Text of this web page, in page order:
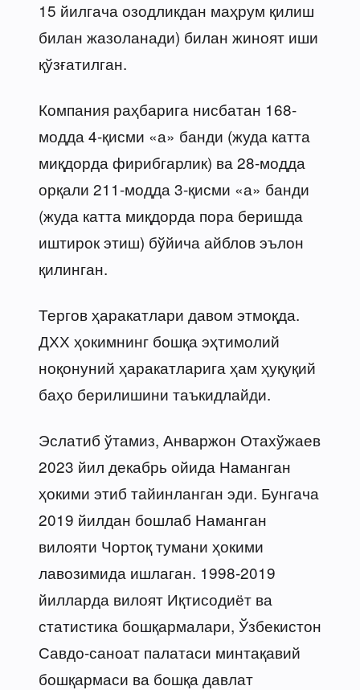
15 йилгача озодликдан маҳрум қилиш
билан жазоланади) билан жиноят иши
қўзғатилган.
Компания раҳбарига нисбатан 168-
модда 4-қисми «а» банди (жуда катта
миқдорда фирибгарлик) ва 28-модда
орқали 211-модда 3-қисми «а» банди
(жуда катта миқдорда пора беришда
иштирок этиш) бўйича айблов эълон
қилинган.
Тергов ҳаракатлари давом этмоқда.
ДХХ ҳокимнинг бошқа эҳтимолий
ноқонуний ҳаракатларига ҳам ҳуқуқий
баҳо берилишини таъкидлайди.
Эслатиб ўтамиз, Анваржон Отахўжаев
2023 йил декабрь ойида Наманган
ҳокими этиб тайинланган эди. Бунгача
2019 йилдан бошлаб Наманган
вилояти Чортоқ тумани ҳокими
лавозимида ишлаган. 1998-2019
йилларда вилоят Иқтисодиёт ва
статистика бошқармалари, Ўзбекистон
Савдо-саноат палатаси минтақавий
бошқармаси ва бошқа давлат